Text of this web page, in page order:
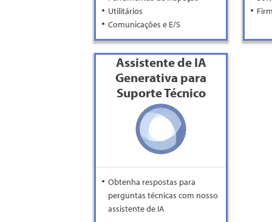
Utilitários
Comunicações e E/S
Assistente de IA
Generativa para
Suporte Técnico
Obtenha respostas para
perguntas técnicas com nosso
assistente de IA